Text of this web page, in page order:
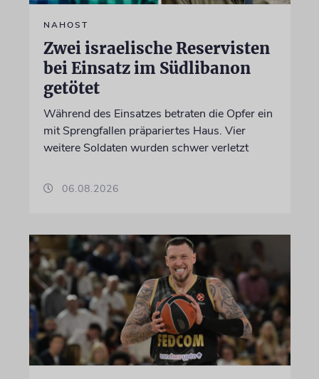
NAHOST
Zwei israelische Reservisten
bei Einsatz im Südlibanon
getötet
Während des Einsatzes betraten die Opfer ein
mit Sprengfallen präpariertes Haus. Vier
weitere Soldaten wurden schwer verletzt
06.08.2026